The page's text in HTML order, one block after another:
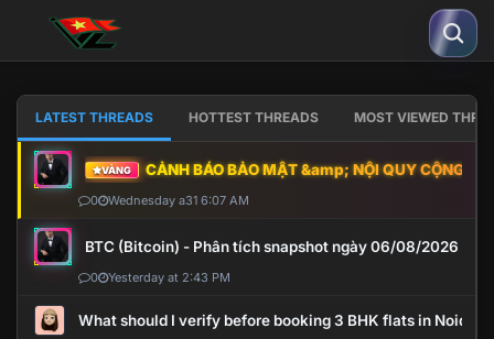
LATEST THREADS HOTTEST THREADS MOST VIEWED
VÀNG CẢNH BÁO BẢO MẬT &amp; NỘI QUY CỘNG
0 Wednesday a31 6:07 AM
BTC (Bitcoin) - Phân tích snapshot ngày 06/08/2026
0 Yesterday at 2:43 PM
What should I verify before booking 3 BHK flats in Noida?